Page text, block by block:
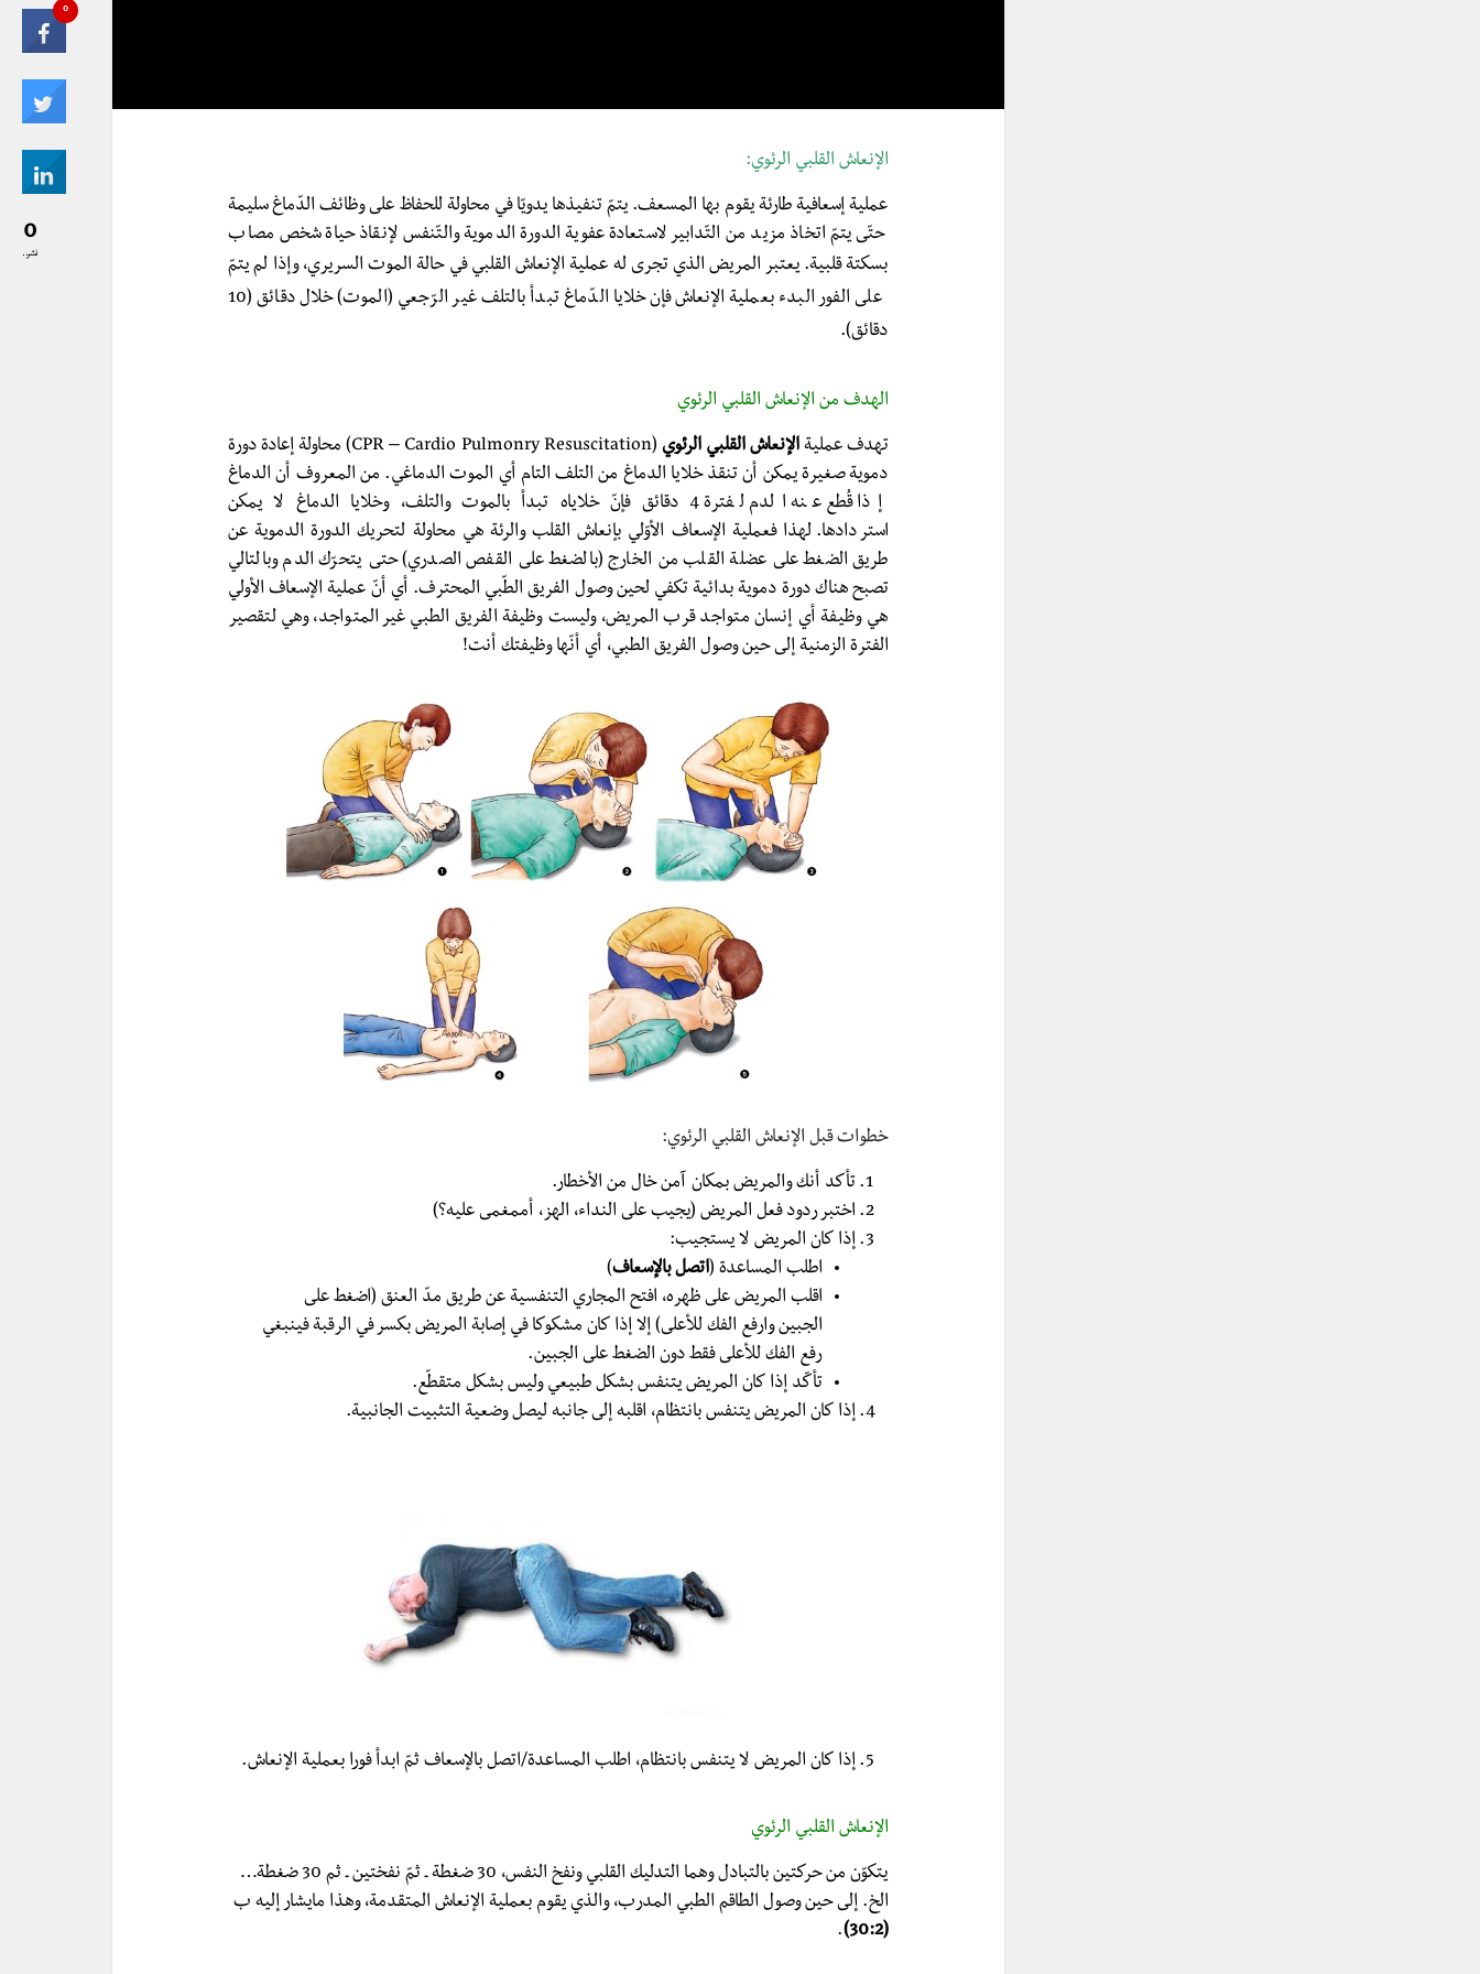
الإنعاش القلبي الرئوي:
عملية إسعافية طارئة يقوم بها المسعف. يتمّ تنفيذها يدويّا في محاولة للحفاظ على وظائف الدّماغ سليمة
حتّى يتمّ اتخاذ مزيد من التّدابير لاستعادة عفوية الدورة الدموية والتّنفس لإنقاذ حياة شخص مصاب
بسكتة قلبية.يعتبر المريض الذي تجرى له عملية الإنعاش القلبي في حالة الموت السريري، وإذا لم يتمّ
على الفور البدء بعملية الإنعاش فإن خلايا الدّماغ تبدأ بالتلف غير الرّجعي (الموت) خلال دقائق (10
دقائق).
الهدف من الإنعاش القلبي الرئوي
تهدف عمليةالإنعاش القلبي الرئوي
(CPR – Cardio Pulmonry Resuscitation) محاولة إعادة دورة
دموية صغيرة يمكن أن تنقذ خلايا الدماغ من التلف التام أي الموت الدماغي. من المعروف أن الدماغ
إذا قُطع عنه الدم لفترة 4 دقائق فإنّ خلاياه تبدأ بالموت والتلف، وخلايا الدماغ لا يمكن
استردادها. لهذا فعملية الإسعاف الأوّلي بإنعاش القلب والرئة هي محاولة لتحريك الدورة الدموية عن
طريق الضغط على عضلة القلب من الخارج (بالضغط على القفص الصدري) حتى يتحرّك الدم وبالتالي
تصبح هناك دورة دموية بدائية تكفي لحين وصول الفريق الطّبي المحترف. أي أنّ عملية الإسعاف الأولي
هي وظيفة أي إنسان متواجد قرب المريض، وليست وظيفة الفريق الطبي غير المتواجد، وهي لتقصير
الفترة الزمنية إلى حين وصول الفريق الطبي، أي أنّها وظيفتك أنت!
خطوات قبل الإنعاش القلبي الرئوي:
تأكد أنك والمريض بمكان آمن خال من الأخطار.
اختبر ردود فعل المريض (يجيب على النداء، الهز، أممغمى عليه؟)
إذا كان المريض لا يستجيب:
اطلب المساعدة (اتصل بالإسعاف)
اقلب المريض على ظهره، افتح المجاري التنفسية عن طريق مدّ العنق (اضغط على
الجبين وارفع الفك للأعلى) إلا إذا كان مشكوكا في إصابة المريض بكسر في الرقبة فينبغي
رفع الفك للأعلى فقط دون الضغط على الجبين.
تأكّد إذا كان المريض يتنفس بشكل طبيعي وليس بشكل متقطّع.
إذا كان المريض يتنفس بانتظام، اقلبه إلى جانبه ليصل وضعية التثبيت الجانبية.
إذا كان المريض لا يتنفس بانتظام، اطلب المساعدة/اتصل بالإسعاف ثمّ ابدأ فورا بعملية الإنعاش.
الإنعاش القلبي الرئوي
يتكوّن من حركتين بالتبادل وهما التدليك القلبي ونفخ النفس، 30 ضغطة ـ ثمّ نفختين ـ ثم 30 ضغطة…
الخ. إلى حين وصول الطاقم الطبي المدرب، والذي يقوم بعملية الإنعاش المتقدمة، وهذا مايشار إليه ب
(30:2)
.
0
0
نشر..